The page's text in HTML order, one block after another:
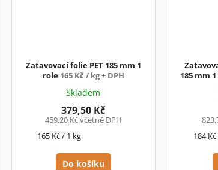
Zatavovací folie PET 185 mm 1
role 165 Kč / kg + DPH
Skladem
459,20 Kč včetně DPH
379,50 Kč
Měrná
165 Kč / 1 kg
Do košíku
185 mm
Měrná
184